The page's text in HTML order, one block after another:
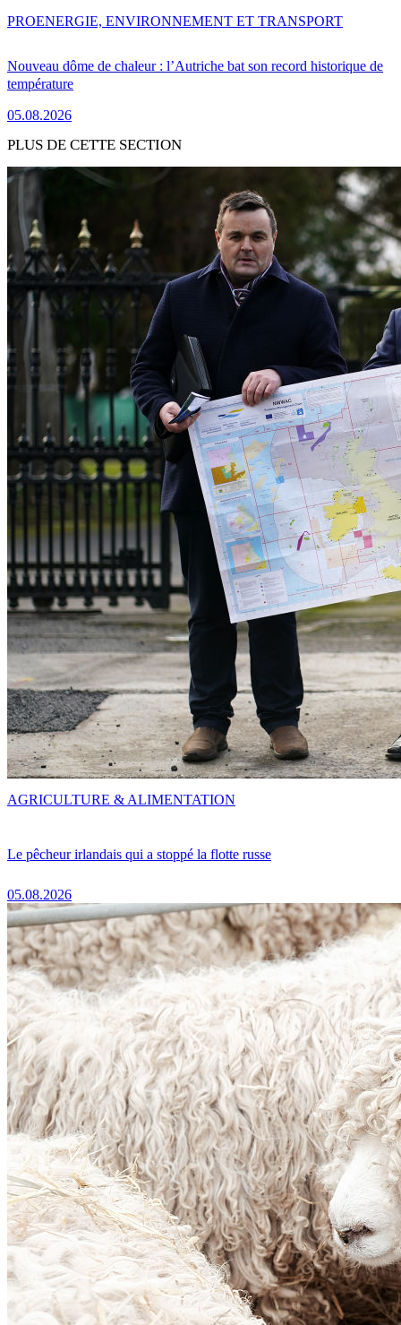
Nouveau dôme de chaleur : l’Autriche bat son record historique de
température
05.08.2026
PROENERGIE, ENVIRONNEMENT ET TRANSPORT
PLUS DE CETTE SECTION
Le pêcheur irlandais qui a stoppé la flotte russe
05.08.2026
AGRICULTURE & ALIMENTATION